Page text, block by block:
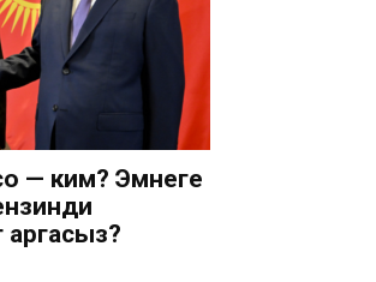
— ким? Эмнеге
аргасыз?